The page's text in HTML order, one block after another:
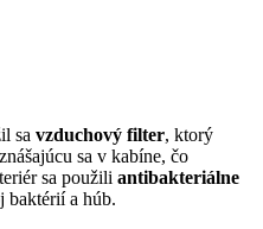
sa vzduchový filter, ktorý
sa v kabíne, čo
sa použili antibakteriálne
baktérií a húb.